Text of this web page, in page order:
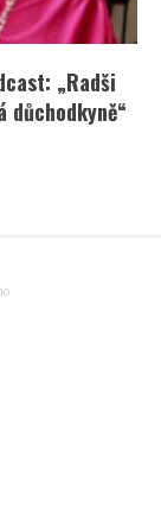
„Radši
důchodkyně“